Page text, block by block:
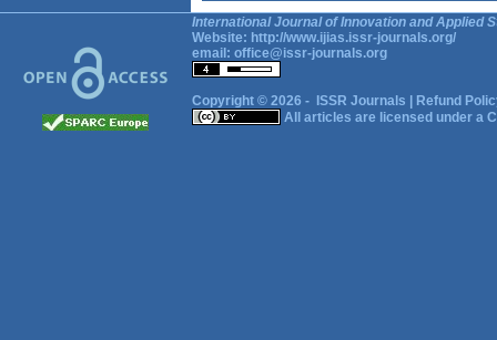
International Journal of Innovation and Applied
Website: http://www.ijias.issr-journals.org/
email: office@issr-journals.org
Copyright © 2026 - ISSR Journals
Refund
All articles are licensed under a